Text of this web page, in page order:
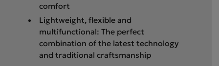
comfort
Lightweight, flexible and
multifunctional: The perfect
combination of the latest technology
and traditional craftsmanship